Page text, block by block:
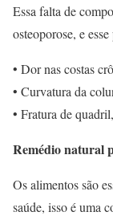
Essa falta de
osteoporose, e
• Dor nas costas
• Curvatura da
• Fratura de
Remédio natural
Os alimentos são
saúde, isso é uma